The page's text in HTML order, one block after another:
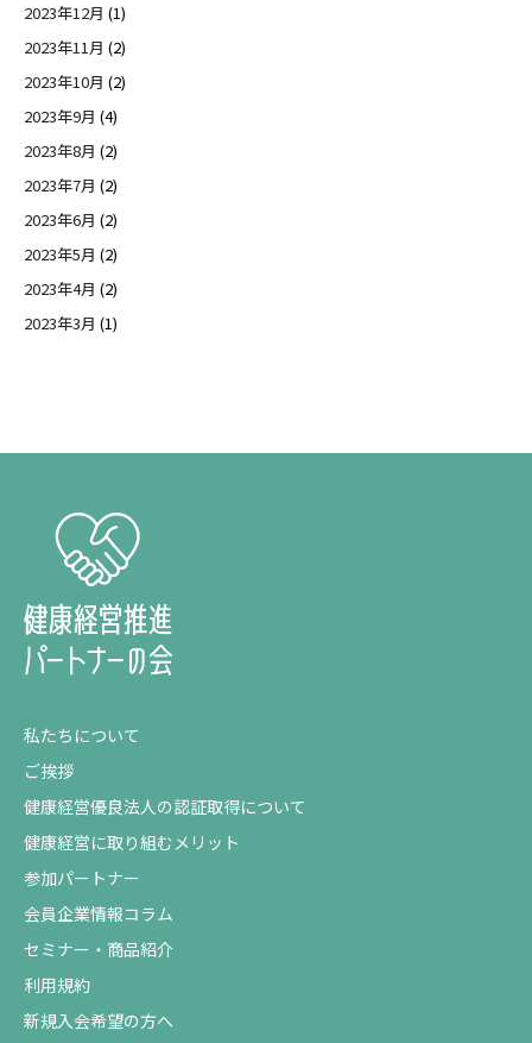
2023年12月 (1)
2023年11月 (2)
2023年10月 (2)
2023年9月 (4)
2023年8月 (2)
2023年7月 (2)
2023年6月 (2)
2023年5月 (2)
2023年4月 (2)
2023年3月 (1)
私たちについて
ご挨拶
健康経営優良法人の認証取得について
健康経営に取り組むメリット
参加パートナー
会員企業情報コラム
セミナー・商品紹介
利用規約
新規入会希望の方へ